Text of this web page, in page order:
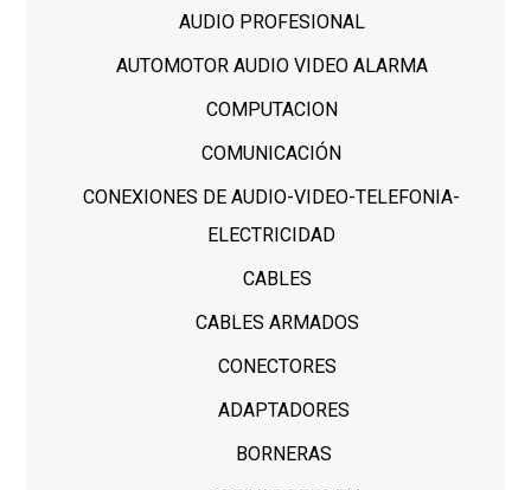
AUDIO PROFESIONAL
AUTOMOTOR AUDIO VIDEO ALARMA
COMPUTACION
COMUNICACIÓN
CONEXIONES DE AUDIO-VIDEO-TELEFONIA-
ELECTRICIDAD
CABLES
CABLES ARMADOS
CONECTORES
ADAPTADORES
BORNERAS